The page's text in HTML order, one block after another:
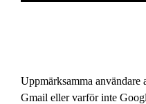
Uppmärksamma användare
Gmail eller varför inte